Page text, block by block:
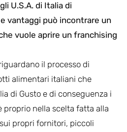
U.S.A. di Italia di
vantaggi può incontrare un
vuole aprire un franchising
il processo di
alimentari italiani che
di Gusto e di conseguenza i
proprio nella scelta fatta alla
propri fornitori, piccoli